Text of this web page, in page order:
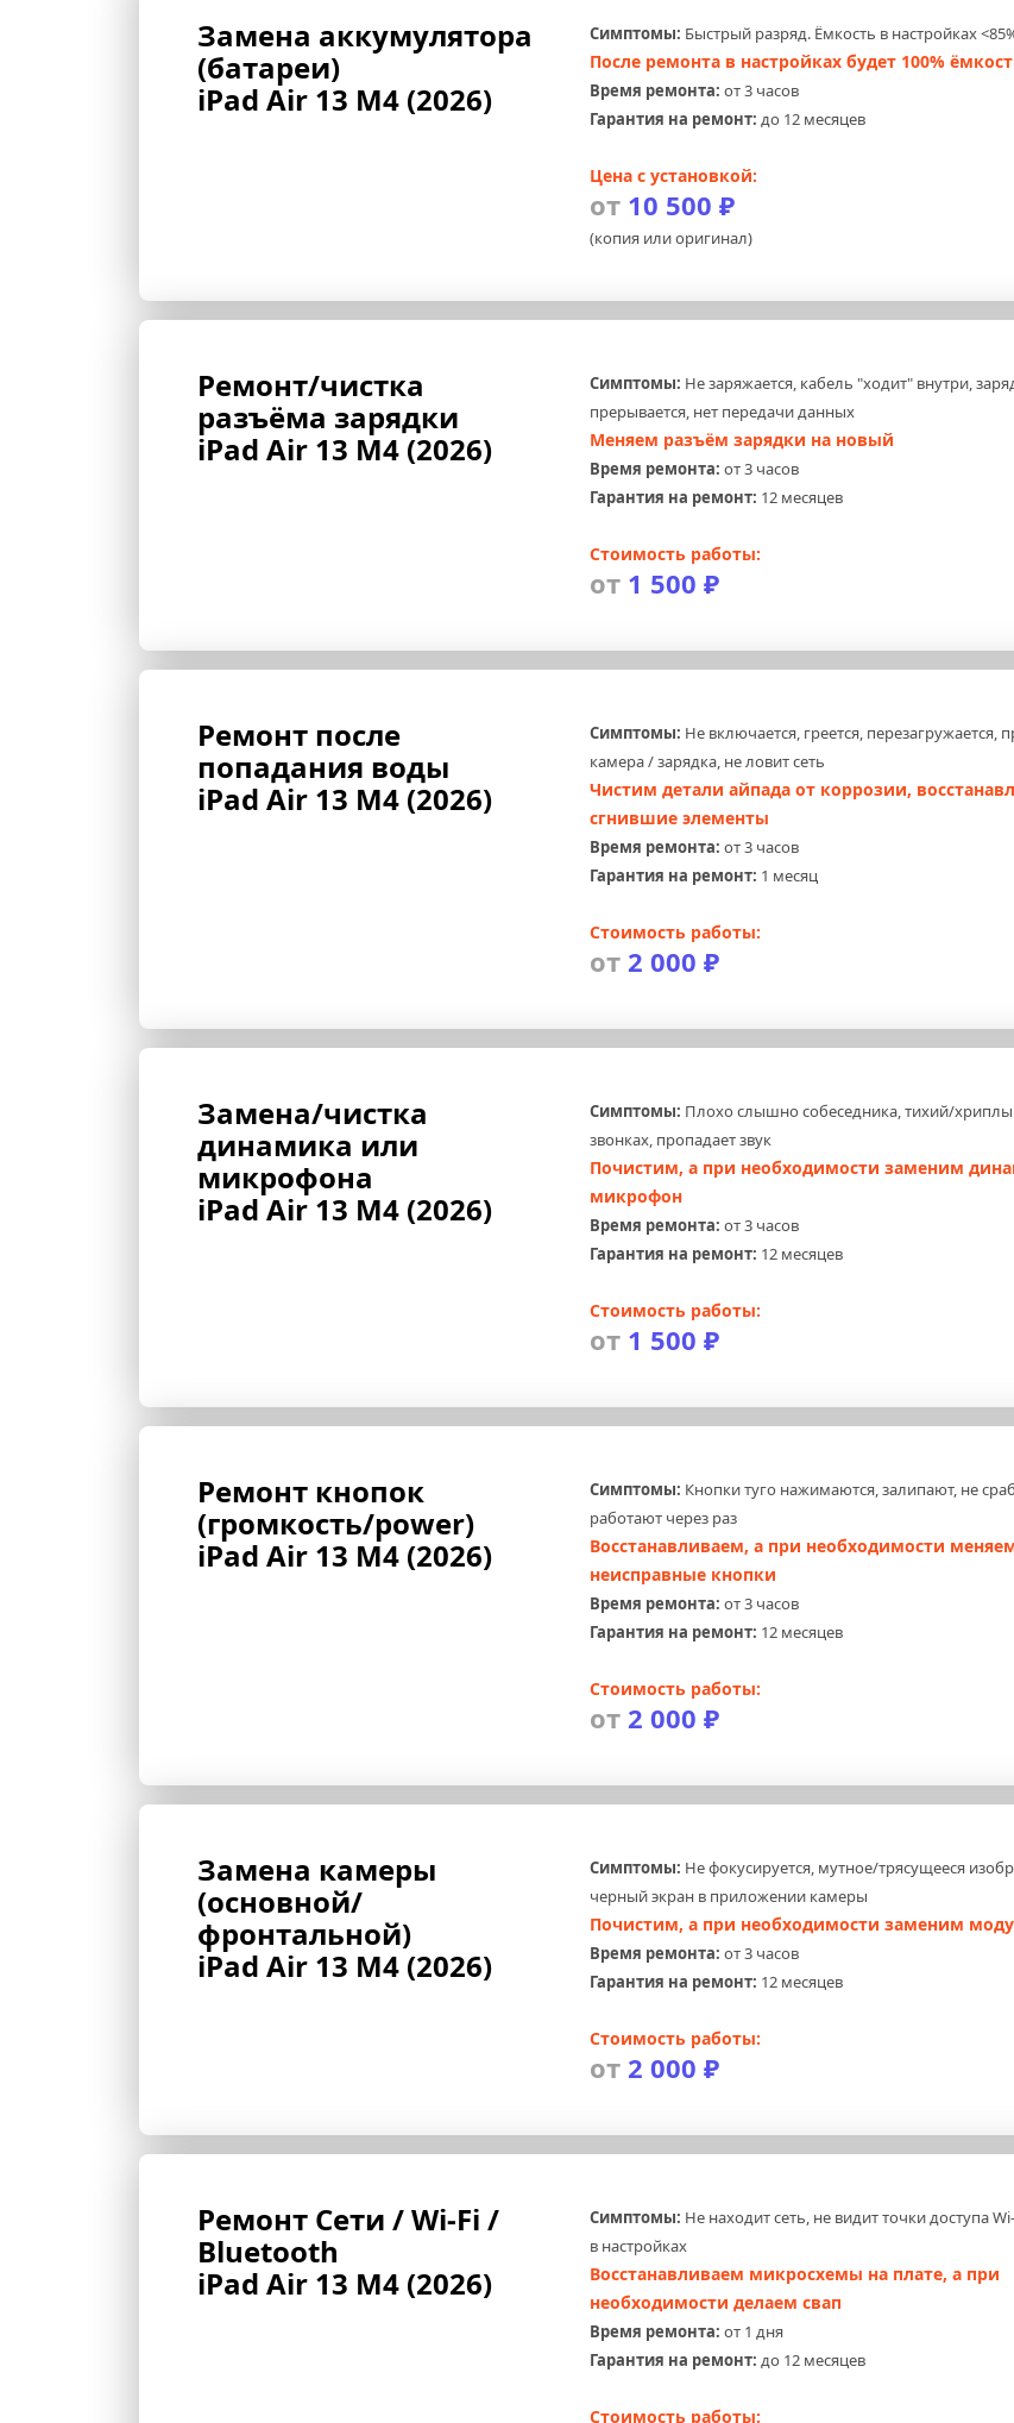
Замена аккумулятора
(батареи)
iPad Air 13 M4 (2026)
Симптомы: Быстрый разряд. Ёмкость в настройках
После ремонта в настройках будет 100%
Время ремонта: от 3 часов
Гарантия на ремонт: до 12 месяцев
Цена с установкой:
от 10 500 ₽
(копия или оригинал)
Ремонт/чистка
разъёма зарядки
iPad Air 13 M4 (2026)
Симптомы: Не заряжается, кабель "ходит" внутри,
прерывается, нет передачи данных
Меняем разъём зарядки на новый
Время ремонта: от 3 часов
Гарантия на ремонт: 12 месяцев
Стоимость работы:
от 1 500 ₽
Ремонт после
попадания воды
iPad Air 13 M4 (2026)
Симптомы: Не включается, греется, перезагружается,
камера / зарядка, не ловит сеть
Чистим детали айпада от коррозии,
сгнившие элементы
Время ремонта: от 3 часов
Гарантия на ремонт: 1 месяц
Стоимость работы:
от 2 000 ₽
Замена/чистка
динамика или
микрофона
iPad Air 13 M4 (2026)
Симптомы: Плохо слышно собеседника, тихий/
звонках, пропадает звук
Почистим, а при необходимости заменим
микрофон
Время ремонта: от 3 часов
Гарантия на ремонт: 12 месяцев
Стоимость работы:
от 1 500 ₽
Ремонт кнопок
(громкость/power)
iPad Air 13 M4 (2026)
Симптомы: Кнопки туго нажимаются, залипают, не
работают через раз
Восстанавливаем, а при необходимости
неисправные кнопки
Время ремонта: от 3 часов
Гарантия на ремонт: 12 месяцев
Стоимость работы:
от 2 000 ₽
Замена камеры
(основной/
фронтальной)
iPad Air 13 M4 (2026)
Симптомы: Не фокусируется, мутное/трясущееся
черный экран в приложении камеры
Почистим, а при необходимости заменим
Время ремонта: от 3 часов
Гарантия на ремонт: 12 месяцев
Стоимость работы:
от 2 000 ₽
Ремонт Сети / Wi-Fi /
Bluetooth
iPad Air 13 M4 (2026)
Симптомы: Не находит сеть, не видит точки доступа
в настройках
Восстанавливаем микросхемы на плате, а при
необходимости делаем свап
Время ремонта: от 1 дня
Гарантия на ремонт: до 12 месяцев
Стоимость работы: